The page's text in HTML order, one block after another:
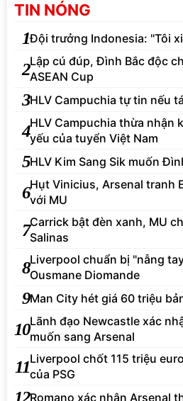
TIN NÓNG
1Đội trưởng Indonesia: "Tôi
2Lập cú đúp, Đình Bắc độc
ASEAN Cup
3HLV Campuchia tự tin nếu
4HLV Campuchia thừa nhận
yếu của tuyển Việt Nam
5HLV Kim Sang Sik muốn
6Hụt Vinicius, Arsenal tranh
với MU
7Carrick bật đèn xanh, MU
Salinas
8Liverpool chuẩn bị "nẫng
Ousmane Diomande
9Man City hét giá 60 triệu
10Lãnh đạo Newcastle xác
muốn sang Arsenal
11Liverpool chốt 115 triệu
của PSG
Romano xác nhận Arsenal